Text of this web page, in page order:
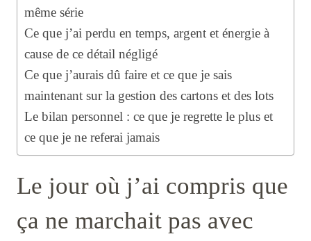
même série
Ce que j’ai perdu en temps, argent et énergie à
cause de ce détail négligé
Ce que j’aurais dû faire et ce que je sais
maintenant sur la gestion des cartons et des lots
Le bilan personnel : ce que je regrette le plus et
ce que je ne referai jamais
Le jour où j’ai compris que
ça ne marchait pas avec